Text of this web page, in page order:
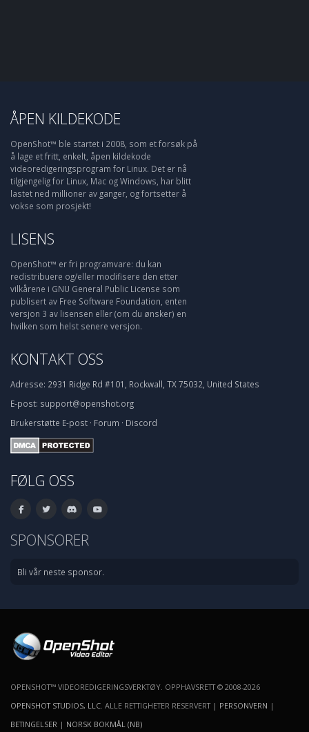
ÅPEN KILDEKODE
OpenShot™ ble startet i 2008, som et forsøk på
å lage et fritt, enkelt, åpen kildekode
videoredigeringsprogram for Linux. Det er nå
tilgjengelig for Linux, Mac og Windows, har blitt
lastet ned millioner av ganger, og fortsetter å
vokse som prosjekt!
LISENS
OpenShot™ er fri programvare: du kan
redistribuere og/eller modifisere den etter
vilkårene i GNU General Public License som
publisert av Free Software Foundation, enten
versjon 3 av lisensen eller (om du ønsker) en
hvilken som helst senere versjon.
KONTAKT OSS
Adresse: 2931 Ridge Rd #101, Rockwall, TX 75032, United States
E-post: support@openshot.org
Brukerstøtte E-post · Forum · Discord
FØLG OSS
SPONSORER
Bli vår neste sponsor.
OPENSHOT™ VIDEOREDIGERINGSVERKTØY. OPPHAVSRETT © 2008-2026
OPENSHOT STUDIOS, LLC . ALLE RETTIGHETER RESERVERT | PERSONVERN |
BETINGELSER | NORSK BOKMÅL (NB)